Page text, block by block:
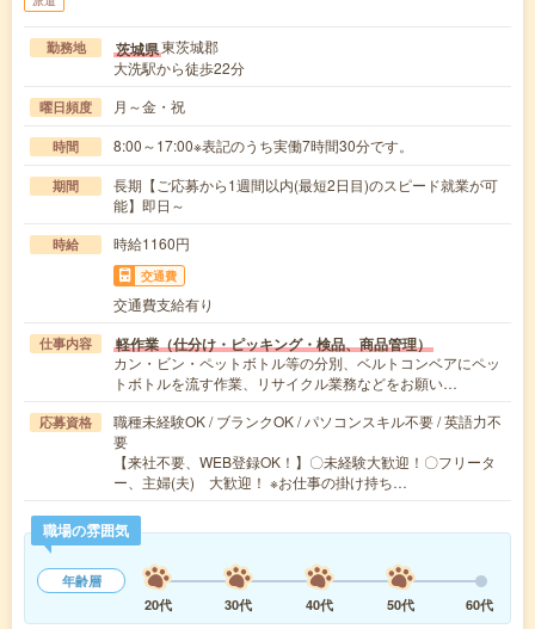
勤務地 茨城県東茨城郡
大洗駅から徒歩22分
曜日頻度 月～金・祝
時間 8:00～17:00※表記のうち実働7時間30分です。
期間
長期【ご応募から1週間以内(最短2日目)のスピード就業が可
能】即日～
時給 時給1160円
交通費
交通費支給有り
仕事内容 軽作業（仕分け・ピッキング・検品、商品管理）
カン・ビン・ペットボトル等の分別、ベルトコンベアにペッ
トボトルを流す作業、リサイクル業務などをお願い…
応募資格
職種未経験OK / ブランクOK / パソコンスキル不要 / 英語力不
要
【来社不要、WEB登録OK！】〇未経験大歓迎！〇フリータ
ー、主婦(夫) 大歓迎！ ※お仕事の掛け持ち…
職場の雰囲気
年齢層
20代
30代 40代 50代 60代